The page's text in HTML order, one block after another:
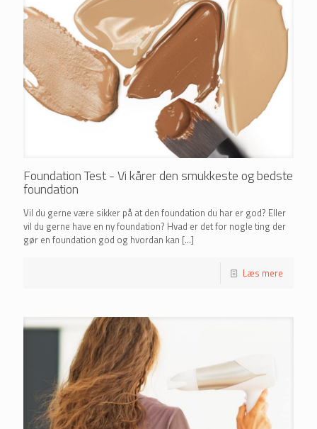
Foundation Test - Vi kårer den smukkeste og bedste
foundation
Vil du gerne være sikker på at den foundation du har er god? Eller
vil du gerne have en ny foundation? Hvad er det for nogle ting der
gør en foundation god og hvordan kan […]
Læs mere